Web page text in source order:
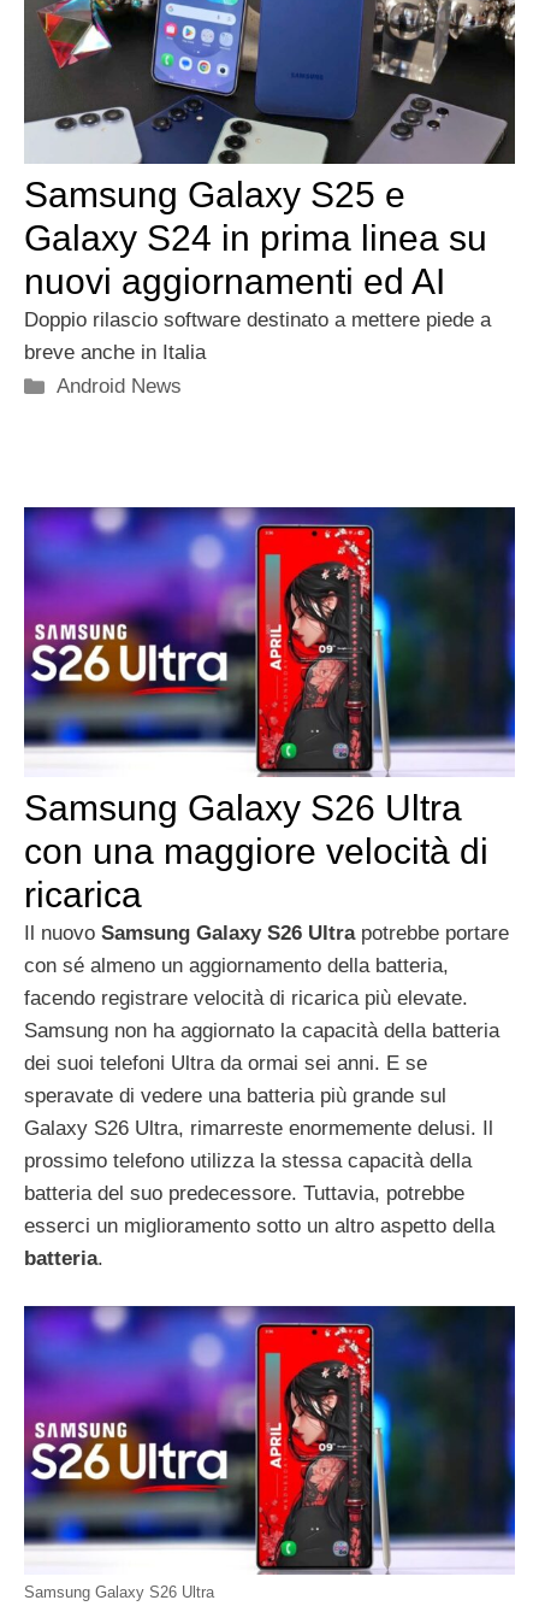
Samsung Galaxy S25 e
Galaxy S24 in prima linea su
nuovi aggiornamenti ed AI
Doppio rilascio software destinato a mettere piede a
breve anche in Italia
Categorie
Android News
Samsung Galaxy S26 Ultra
con una maggiore velocità di
ricarica
Il nuovo Samsung Galaxy S26 Ultrapotrebbe portare
con sé almeno un aggiornamento della batteria,
facendo registrare velocità di ricarica più elevate.
Samsung non ha aggiornato la capacità della batteria
dei suoi telefoni Ultra da ormai sei anni. E se
speravate di vedere una batteria più grande sul
Galaxy S26 Ultra, rimarreste enormemente delusi. Il
prossimo telefono utilizza la stessa capacità della
batteria del suo predecessore. Tuttavia, potrebbe
esserci un miglioramento sotto un altro aspetto della
batteria.
Samsung Galaxy S26 Ultra